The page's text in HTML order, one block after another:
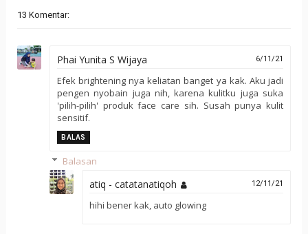
13 Komentar:
Phai Yunita S Wijaya 6/11/21
Efek brightening nya keliatan banget ya kak. Aku jadi
pengen nyobain juga nih, karena kulitku juga suka
'pilih-pilih' produk face care sih. Susah punya kulit
sensitif.
BALAS
Balasan
atiq - catatanatiqoh 12/11/21
hihi bener kak, auto glowing